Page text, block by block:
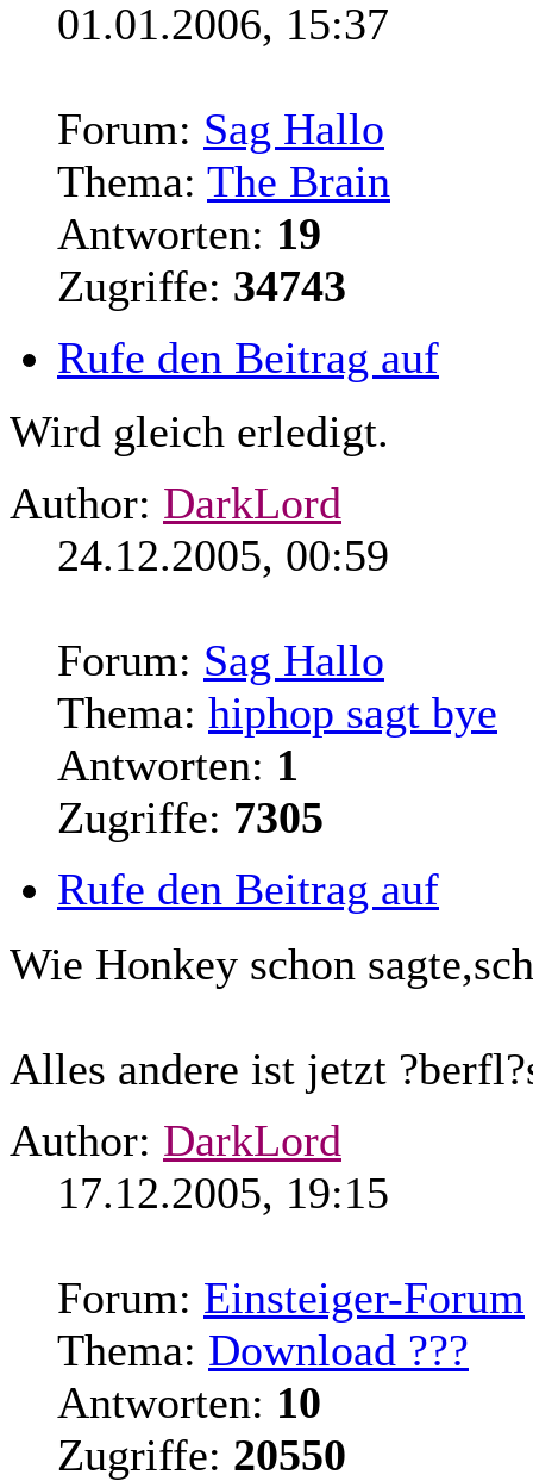
01.01.2006, 15:37
Forum: Sag Hallo
Thema: The Brain
Antworten: 19
Zugriffe: 34743
Rufe den Beitrag auf
Wird gleich erledigt.
Author: DarkLord
24.12.2005, 00:59
Forum: Sag Hallo
Thema: hiphop sagt bye
Antworten: 1
Zugriffe: 7305
Rufe den Beitrag auf
Wie Honkey schon
Alles andere ist jetzt
Author: DarkLord
17.12.2005, 19:15
Forum: Einsteiger-Forum
Thema: Download ???
Antworten: 10
Zugriffe: 20550